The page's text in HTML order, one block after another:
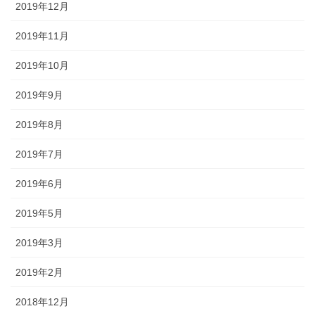
2019年12月
2019年11月
2019年10月
2019年9月
2019年8月
2019年7月
2019年6月
2019年5月
2019年3月
2019年2月
2018年12月